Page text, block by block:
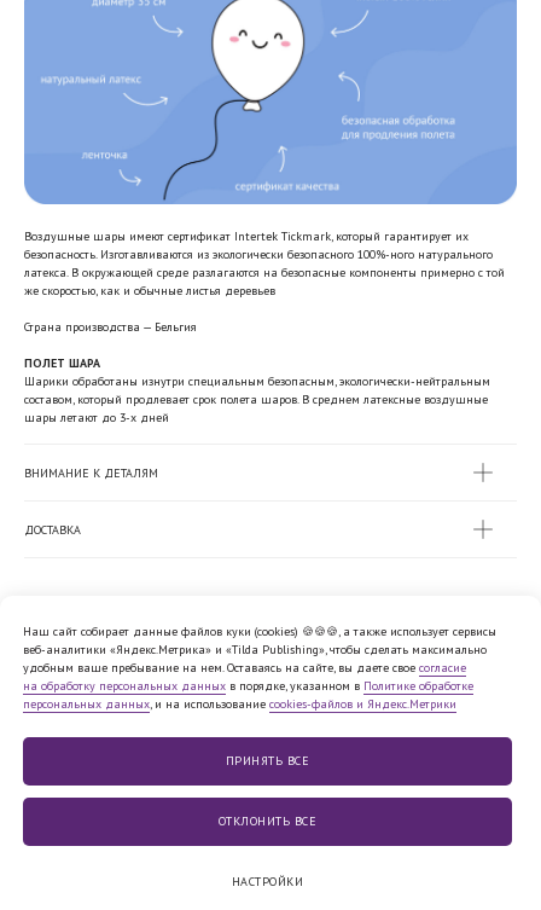
Воздушные шары имеют сертификат Intertek Tickmark, который гарантирует их
безопасность. Изготавливаются из экологически безопасного 100%-ного натурального
латекса. В окружающей среде разлагаются на безопасные компоненты примерно с той
же скоростью, как и обычные листья деревьев
Страна производства — Бельгия
ПОЛЕТ ШАРА
Шарики обработаны изнутри специальным безопасным, экологически-нейтральным
составом, который продлевает срок полета шаров. В среднем латексные воздушные
шары летают до 3-х дней
ВНИМАНИЕ К ДЕТАЛЯМ
ДОСТАВКА
Политика обработки персональных
данных
Согласие на обработку персональных
данных
Наш сайт собирает данные файлов куки (cookies) 🍪🍪🍪, а также использует сервисы
веб-аналитики «Яндекс.Метрика» и «Tilda Publishing», чтобы сделать максимально
удобным ваше пребывание на нем. Оставаясь на сайте, вы даете свое согласие
на обработку персональных данных в порядке, указанном в Политике обработке
персональных данных, и на использование cookies-файлов и Яндекс.Метрики
ПРИНЯТЬ ВСE
ОТКЛОНИТЬ ВСЕ
НАСТРОЙКИ